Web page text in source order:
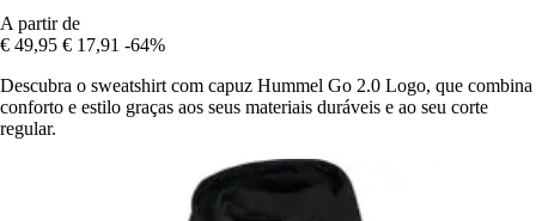
A partir de
€ 49,95 € 17,91 -64%
Descubra o sweatshirt com capuz Hummel Go 2.0 Logo, que combina
conforto e estilo graças aos seus materiais duráveis e ao seu corte
regular.